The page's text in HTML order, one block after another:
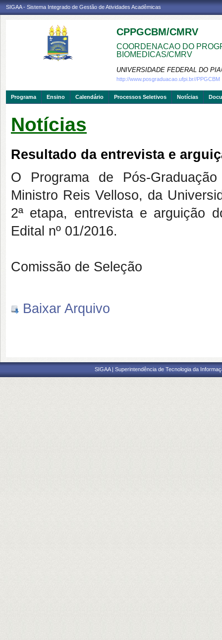
SIGAA - Sistema Integrado de Gestão de Atividades Acadêmicas
CPPGCBM/CMRV
COORDENACAO DO
BIOMEDICAS/CMRV
UNIVERSIDADE FEDERAL DO
http://www.posgraduacao.ufpi.br//PPGCBM
Programa Ensino Calendário Processos Seletivos Notícias
Notícias
Resultado da entrevista e
O Programa de Pós-
Ministro Reis Velloso, da
2ª etapa, entrevista e arguição
Edital nº 01/2016.
Comissão de Seleção
Baixar Arquivo
SIGAA | Superintendência de Tecnologia da